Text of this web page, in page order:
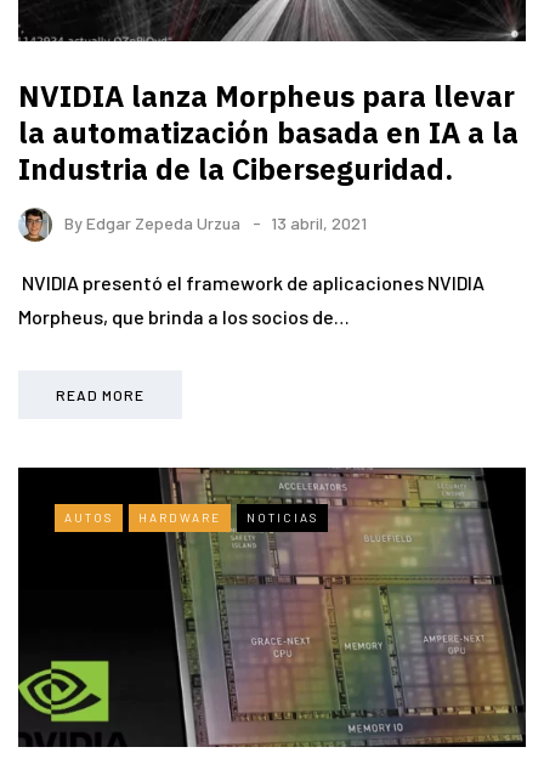
NVIDIA lanza Morpheus para llevar
la automatización basada en IA a la
Industria de la Ciberseguridad.
ByEdgar Zepeda Urzua 13 abril, 2021
NVIDIA presentó el framework de aplicaciones NVIDIA
Morpheus, que brinda a los socios de…
READ MORE
AUTOS HARDWARE NOTICIAS